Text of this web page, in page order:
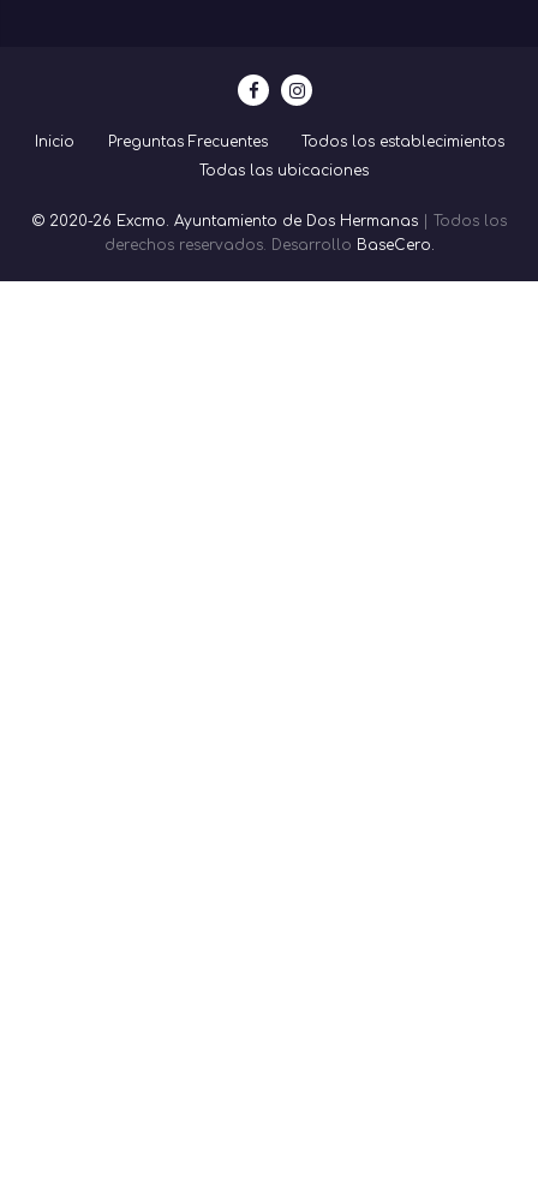
Inicio Preguntas Frecuentes
Todos los establecimientos
Todas las ubicaciones
© 2020-26 Excmo. Ayuntamiento de Dos Hermanas| Todos los
derechos reservados. Desarrollo BaseCero.